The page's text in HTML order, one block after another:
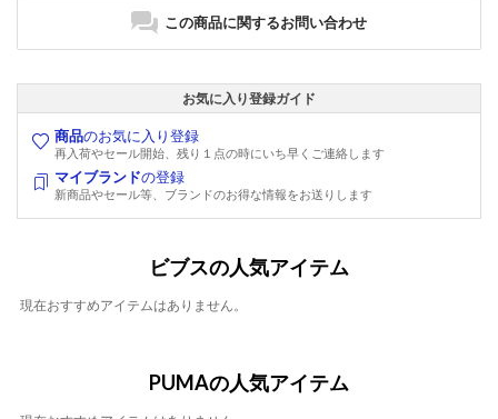
この商品に関するお問い合わせ
お気に入り登録ガイド
商品のお気に入り登録
再入荷やセール開始、残り１点の時にいち早くご連絡します
マイブランドの登録
新商品やセール等、ブランドのお得な情報をお送りします
ビブスの人気アイテム
現在おすすめアイテムはありません。
PUMAの人気アイテム